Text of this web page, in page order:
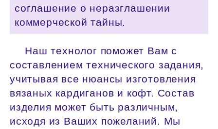
соглашение о неразглашении
коммерческой тайны.
Наш технолог поможет Вам с
составлением технического задания,
учитывая все нюансы изготовления
вязаных кардиганов и кофт. Состав
изделия может быть различным,
исходя из Ваших пожеланий. Мы